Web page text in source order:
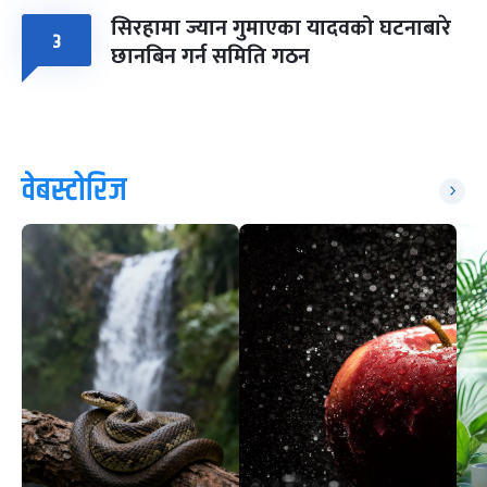
३ सिरहामा ज्यान गुमाएका यादवको घटनाबारे
छानबिन गर्न समिति गठन
वेबस्टोरिज